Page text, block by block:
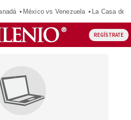
México vs Venezuela La Casa de
REGÍSTRATE